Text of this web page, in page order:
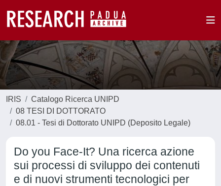
IRIS
Catalogo Ricerca UNIPD
08 TESI DI DOTTORATO
08.01 - Tesi di Dottorato UNIPD (Deposito Legale)
Do you Face-It? Una ricerca azione
sui processi di sviluppo dei contenuti
e di nuovi strumenti tecnologici per